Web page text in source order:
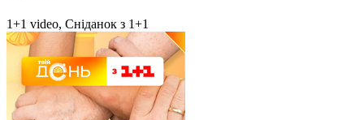
1+1 video, Сніданок з 1+1